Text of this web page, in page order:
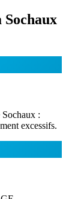
Sochaux
:
excessifs.